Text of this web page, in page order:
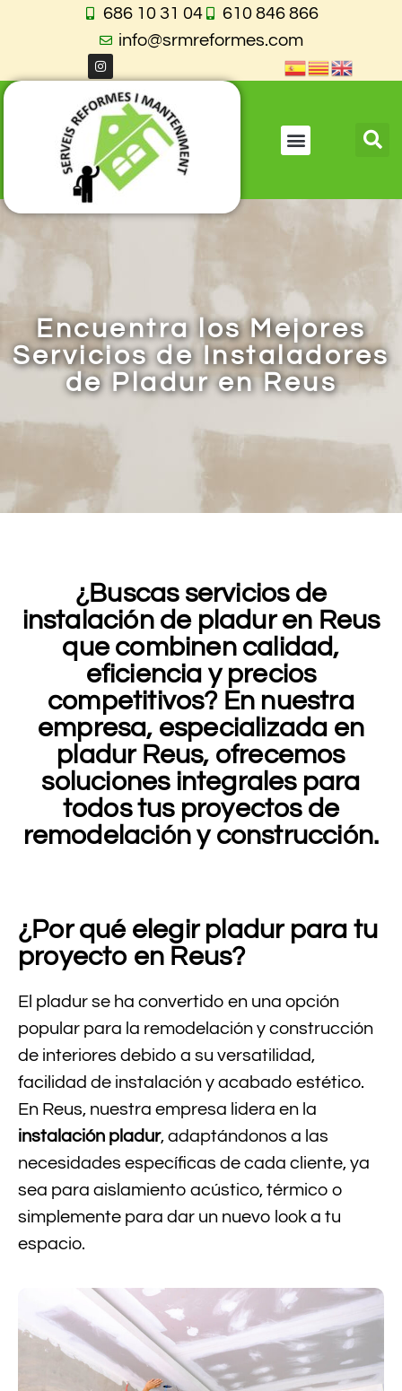
686 10 31 04
610 846 866
info@srmreformes.com
Encuentra los Mejores
Servicios de Instaladores
de Pladur en Reus
¿Buscas servicios de
instalación de pladur en Reus
que combinen calidad,
eficiencia y precios
competitivos? En nuestra
empresa, especializada en
pladur Reus, ofrecemos
soluciones integrales para
todos tus proyectos de
remodelación y construcción.
¿Por qué elegir pladur para tu
proyecto en Reus?
El pladur se ha convertido en una opción
popular para la remodelación y construcción
de interiores debido a su versatilidad,
facilidad de instalación y acabado estético.
En Reus, nuestra empresa lidera en la
instalación pladur, adaptándonos a las
necesidades específicas de cada cliente, ya
sea para aislamiento acústico, térmico o
simplemente para dar un nuevo look a tu
espacio.